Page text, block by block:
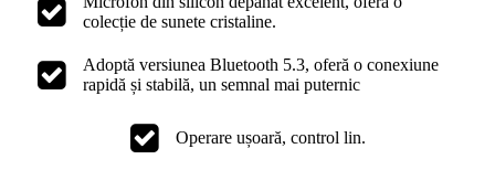
colecție de sunete cristaline.
Adoptă versiunea Bluetooth 5.3, oferă o conexiune
rapidă și stabilă, un semnal mai puternic
Operare ușoară, control lin.